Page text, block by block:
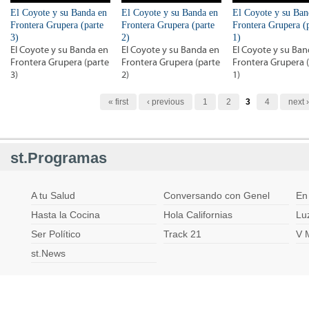
El Coyote y su Banda en
Frontera Grupera (parte
3)
El Coyote y su Banda en
Frontera Grupera (parte
3)
El Coyote y su Banda en
Frontera Grupera (parte
2)
El Coyote y su Banda en
Frontera Grupera (parte
2)
El Coyote y su
Frontera Grupera
1)
El Coyote y su
Frontera Grupera
1)
« first ‹ previous 1 2 3 4 next ›
st.Programas
A tu Salud Conversando con Genel
Hasta la Cocina
Hola Californias
Ser Político
Track 21
V
st.News